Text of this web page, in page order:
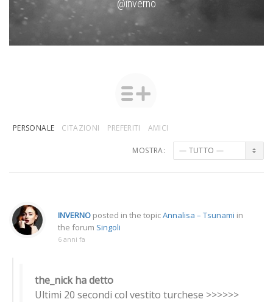
@inverno
PERSONALE CITAZIONI PREFERITI AMICI
MOSTRA:
INVERNO posted in the topicAnnalisa – Tsunami in
the forum Singoli
6 anni fa
the_nick ha detto
Ultimi 20 secondi col vestito turchese >>>>>>